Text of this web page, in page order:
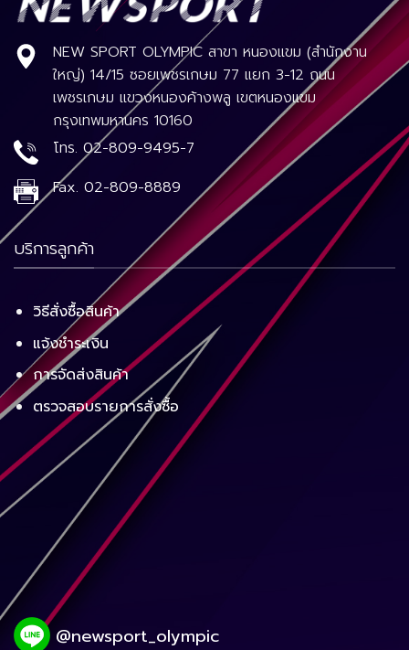
NEW SPORT OLYMPIC สาขา หนองแขม (สำนักงาน
ใหญ่) 14/15 ซอยเพชรเกษม 77 แยก 3-12 ถนน
เพชรเกษม แขวงหนองค้างพลู เขตหนองแขม
กรุงเทพมหานคร 10160
โทร. 02-809-9495-7
Fax. 02-809-8889
บริการลูกค้า
วิธีสั่งซื้อสินค้า
แจ้งชำระเงิน
การจัดส่งสินค้า
ตรวจสอบรายการสั่งซื้อ
@newsport_olympic